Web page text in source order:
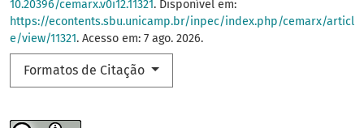
10.20396/cemarx.v0i12.11321. Disponível em:
https://econtents.sbu.unicamp.br/inpec/index.php/cemarx/articl
e/view/11321. Acesso em: 7 ago. 2026.
Formatos de Citação